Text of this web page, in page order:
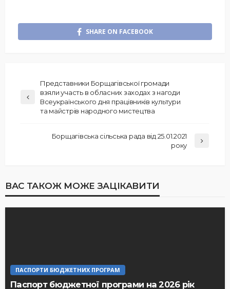
SHARE ON FACEBOOK
Представники Борщагівської громади
взяли участь в обласних заходах з нагоди
Всеукраїнського дня працівників культури
та майстрів народного мистецтва
Борщагівська сільська рада від 25.01.2021
року
ВАС ТАКОЖ МОЖЕ ЗАЦІКАВИТИ
ПАСПОРТИ БЮДЖЕТНИХ ПРОГРАМ
Паспорт бюджетної програми на 2026 рік